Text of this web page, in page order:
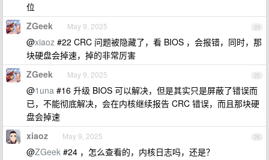
位
24
ZGeek May 9, 2025
@xiaoz #22 CRC 问题被隐藏了，看 BIOS ，会报错，同时，那
块硬盘会掉速，掉的非常厉害
25
ZGeek May 9, 2025
@1una #16 升级 BIOS 可以解决，但是其实只是屏蔽了错误而
已，不能彻底解决，会在内核继续报告 CRC 错误，而且那块硬
盘会掉速
26
xiaoz May 9, 2025
@ZGeek #24 ，怎么查看的，内核日志吗，还是？